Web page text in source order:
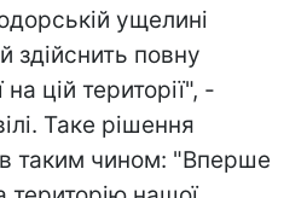
ущелині
здійснить повну
цій території", -
Таке рішення
таким чином: "Вперше